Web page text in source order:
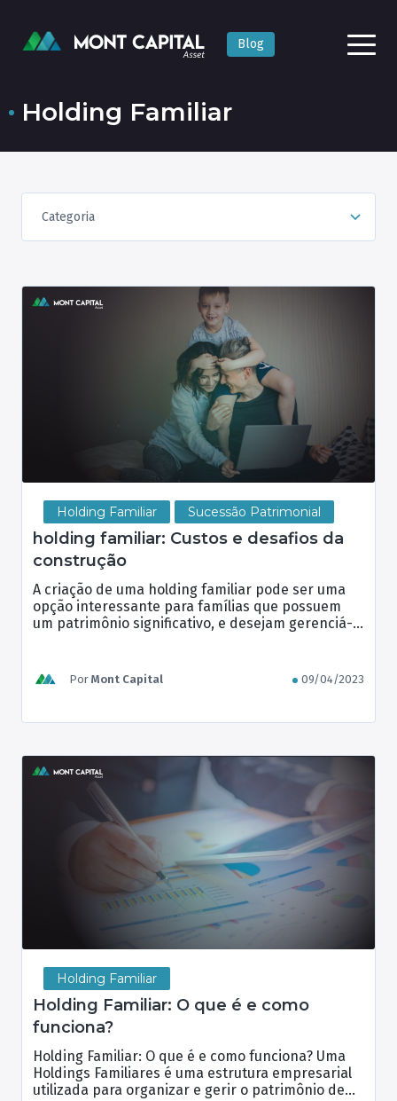
Blog
Holding Familiar
Categoria
Holding Familiar Sucessão Patrimonial
holding familiar: Custos e desafios da
construção
A criação de uma holding familiar pode ser uma
opção interessante para famílias que possuem
um patrimônio significativo, e desejam gerenciá-lo
familiar pode envolver custos significativos e
desafios legais e financeiros. Uma holding familiar
Por Mont Capital 09/04/2023
Holding Familiar
Holding Familiar: O que é e como
funciona?
Holding Familiar: O que é e como funciona? Uma
Holdings Familiares é uma estrutura empresarial
utilizada para organizar e gerir o patrimônio de